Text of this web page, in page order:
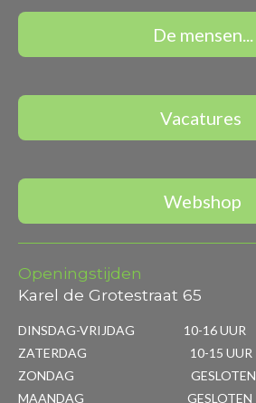
De mensen...
Vacatures
Webshop
Openingstijden
Karel de Grotestraat 65
DINSDAG-VRIJDAG 10-16 UUR
ZATERDAG 10-15 UUR
ZONDAG GESLOTEN
MAANDAG GESLOTEN